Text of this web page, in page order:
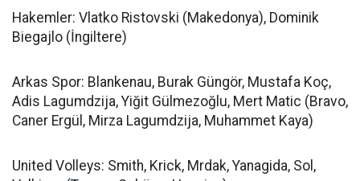
Hakemler: Vlatko Ristovski (Makedonya), Dominik
Biegajlo (İngiltere)
Arkas Spor: Blankenau, Burak Güngör, Mustafa Koç,
Adis Lagumdzija, Yiğit Gülmezoğlu, Mert Matic (Bravo,
Caner Ergül, Mirza Lagumdzija, Muhammet Kaya)
United Volleys: Smith, Krick, Mrdak, Yanagida, Sol,